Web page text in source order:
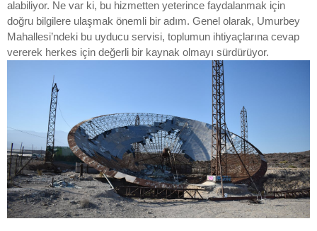
alabiliyor. Ne var ki, bu hizmetten yeterince faydalanmak için
doğru bilgilere ulaşmak önemli bir adım. Genel olarak, Umurbey
Mahallesi’ndeki bu uyducu servisi, toplumun ihtiyaçlarına cevap
vererek herkes için değerli bir kaynak olmayı sürdürüyor.